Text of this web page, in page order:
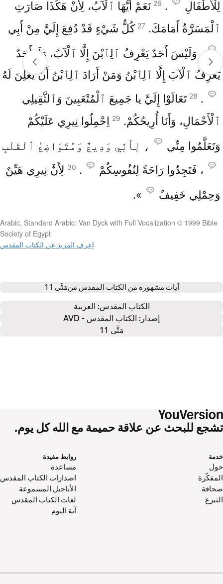
لِلْأَطْفَالِ
.
26 نَعَمْ أَيُّهَا ٱلْآبُ، لِأَنْ هَكَذَا صَارَتِ
ٱلْمَسَرَّةُ أَمَامَكَ. 27 كُلُّ شَيْءٍ قَدْ دُفِعَ إِلَيَّ مِنْ أَبِي
، وَلَيْسَ أَحَدٌ يَعْرِفُ ٱلِٱبْنَ إِلَّا ٱلْآبُ، وَلَا أَحَدٌ
يَعْرِفُ ٱلْآبَ إِلَّا ٱلِٱبْنُ وَمَنْ أَرَادَ ٱلِٱبْنُ أَنْ يُعْلِنَ لَهُ
.
28 تَعَالَوْا إِلَيَّ يا جَمِيعَ ٱلْمُتْعَبِينَ وَٱلثَّقِيلِي
ٱلْأَحْمَالِ، وَأَنَا أُرِيحُكُمْ. 29 اِحْمِلُوا نِيرِي عَلَيْكُمْ
وَتَعَلَّمُوا مِنِّي
، لِأَنِّي وَدِيعٌ وَمُتَوَاضِعُ ٱلْقَلْبِ
، فَتَجِدُوا رَاحَةً لِنُفُوسِكُمْ
.
30 لِأَنَّ نِيرِي هَيِّنٌ
وَحِمْلِي خَفِيفٌ
».
Arabic, Standard Arabic: Van Dyck with Full Vocalization © 1999 Bible
Society of Egypt
إعرف المزيد عن الكتاب المقدس
آيات مشهورة من الكتاب المقدس منمَتَّى 11
الكتاب المقدس: العربية
إصدار: الكتاب المقدس - AVD
مَتَّى 11
تشجع للبحث عن علاقة حميمة مع الله كل يوم.
خدمة
حول‌
المفكّرة
صحافة
التبرع
روابط مفيدة
مساعدة
اصدارات الكتاب المقدس
الأناجيل المسموعة
لغات الكتاب المقدس
آية اليوم